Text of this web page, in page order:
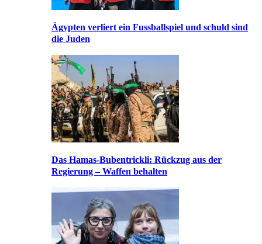
Ägypten verliert ein Fussballspiel und schuld sind
die Juden
Das Hamas-Bubentrickli: Rückzug aus der
Regierung – Waffen behalten